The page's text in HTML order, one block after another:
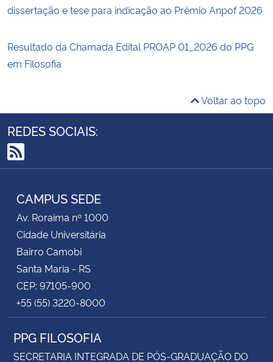
dissertação e tese para indicação ao Prêmio Anpof 2026
Resultado da Chamada Edital PROAP 01_2026 do PPG
em Filosofia
Voltar ao topo
REDES SOCIAIS:
RSS
CAMPUS SEDE
Av. Roraima nº 1000
Cidade Universitária
Bairro Camobi
Santa Maria - RS
CEP: 97105-900
+55 (55) 3220-8000
PPG FILOSOFIA
SECRETARIA INTEGRADA DE PÓS-GRADUAÇÃO DO